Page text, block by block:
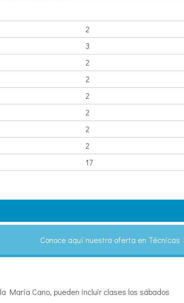
2
3
2
2
2
2
2
2
17
Conoce aquí nuestra oferta en Técnicas
María Cano, pueden incluir clases los sábados